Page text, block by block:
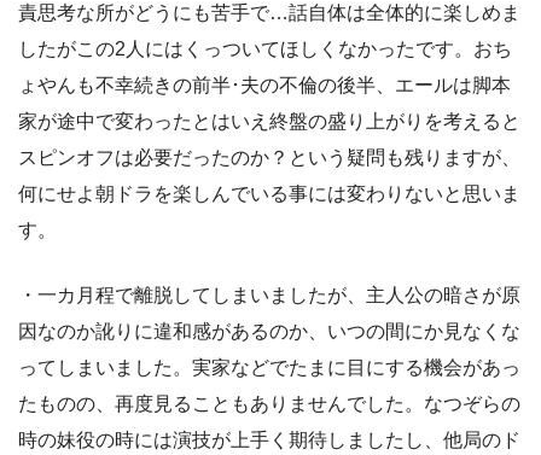
責思考な所がどうにも苦手で…話自体は全体的に楽しめま
したがこの2人にはくっついてほしくなかったです。おち
ょやんも不幸続きの前半･夫の不倫の後半、エールは脚本
家が途中で変わったとはいえ終盤の盛り上がりを考えると
スピンオフは必要だったのか？という疑問も残りますが、
何にせよ朝ドラを楽しんでいる事には変わりないと思いま
す。
・一カ月程で離脱してしまいましたが、主人公の暗さが原
因なのか訛りに違和感があるのか、いつの間にか見なくな
ってしまいました。実家などでたまに目にする機会があっ
たものの、再度見ることもありませんでした。なつぞらの
時の妹役の時には演技が上手く期待しましたし、他局のド